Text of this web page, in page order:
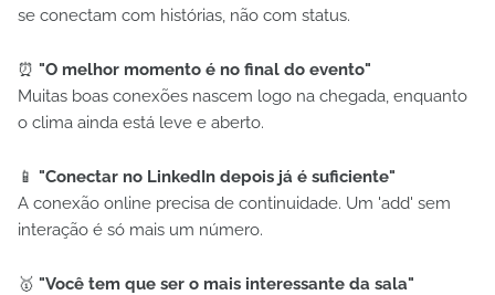
se conectam com histórias, não com status.
⏰ "O melhor momento é no final do evento"
Muitas boas conexões nascem logo na chegada, enquanto
o clima ainda está leve e aberto.
📱 "Conectar no LinkedIn depois já é suficiente"
A conexão online precisa de continuidade. Um 'add' sem
interação é só mais um número.
🥇 "Você tem que ser o mais interessante da sala"